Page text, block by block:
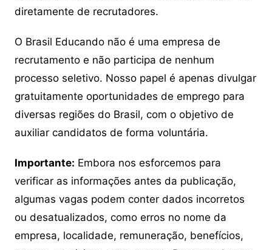
diretamente de recrutadores.
O Brasil Educando não é uma empresa de
recrutamento e não participa de nenhum
processo seletivo. Nosso papel é apenas divulgar
gratuitamente oportunidades de emprego para
diversas regiões do Brasil, com o objetivo de
auxiliar candidatos de forma voluntária.
Importante: Embora nos esforcemos para
verificar as informações antes da publicação,
algumas vagas podem conter dados incorretos
ou desatualizados, como erros no nome da
empresa, localidade, remuneração, benefícios,